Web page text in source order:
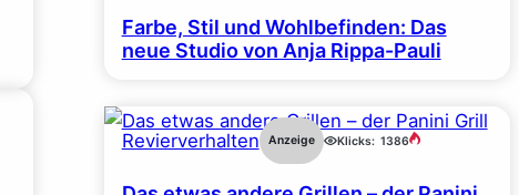
Farbe, Stil und Wohlbefinden: Das
neue Studio von Anja Rippa-Pauli
Revierverhalten Anzeige Klicks: 1386